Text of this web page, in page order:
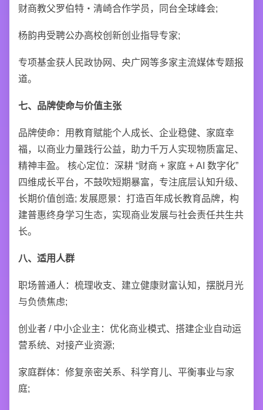
财商教父罗伯特・清崎合作学员，同台全球峰会;
杨韵冉受聘公办高校创新创业指导专家;
专项基金获人民政协网、央广网等多家主流媒体专题报
道。
七、品牌使命与价值主张
品牌使命：用教育赋能个人成长、企业稳健、家庭幸
福，以商业力量践行公益，助力千万人实现物质富足、
精神丰盈。 核心定位：深耕 “财商 + 家庭 + AI 数字化”
四维成长平台，不鼓吹短期暴富，专注底层认知升级、
长期价值创造; 发展愿景：打造百年成长教育品牌，构
建普惠终身学习生态，实现商业发展与社会责任共生共
长。
八、适用人群
职场普通人：梳理收支、建立健康财富认知，摆脱月光
与负债焦虑;
创业者 / 中小企业主：优化商业模式、搭建企业自动运
营系统、对接产业资源;
家庭群体：修复亲密关系、科学育儿、平衡事业与家
庭;